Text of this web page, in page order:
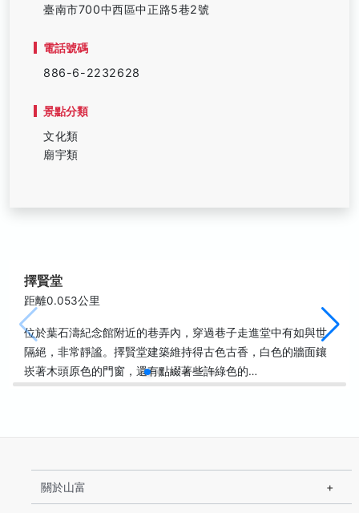
臺南市700中西區中正路5巷2號
電話號碼
886-6-2232628
景點分類
文化類
廟宇類
擇賢堂
距離0.053公里
位於葉石濤紀念館附近的巷弄內，穿過巷子走進堂中有如與世
隔絕，非常靜謐。擇賢堂建築維持得古色古香，白色的牆面鑲
崁著木頭原色的門窗，還有點綴著些許綠色的…
關於山富